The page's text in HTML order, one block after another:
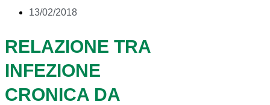
13/02/2018
RELAZIONE TRA
INFEZIONE
CRONICA DA